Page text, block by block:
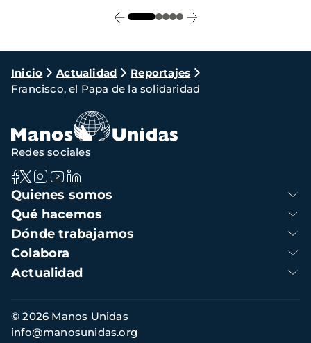
Ruta
de
navegación
Inicio Actualidad
Reportajes
Francisco, el Papa de la solidaridad
Navegación
principal
Quienes somos
Qué hacemos
Dónde trabajamos
Colabora
Actualidad
Redes sociales
Información
de
© 2026 Manos Unidas
info@manosunidas.org